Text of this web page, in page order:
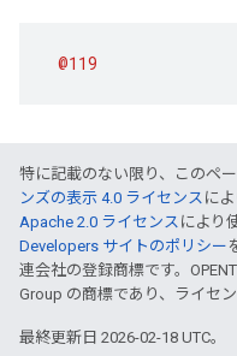
@119
特に記載のない限り、このペ
ンズの表示 4.0 ライセンス に
Apache 2.0 ライセンス により
Developers サイトのポリシー
連会社の登録商標です。
Group の商標であり、ライセ
最終更新日 2026-02-18 UTC。